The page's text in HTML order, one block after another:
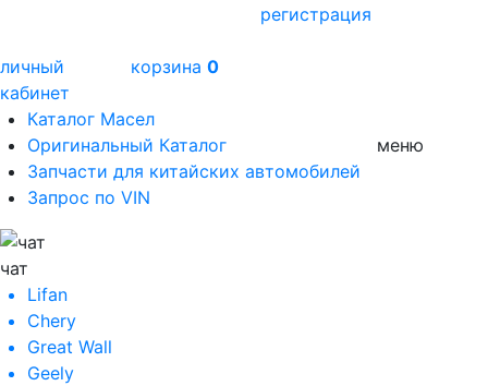
регистрация
личный
кабинет
корзина 0
Каталог Масел
Оригинальный Каталог
Запчасти для китайских автомобилей
Запрос по VIN
меню
чат
Lifan
Chery
Great Wall
Geely